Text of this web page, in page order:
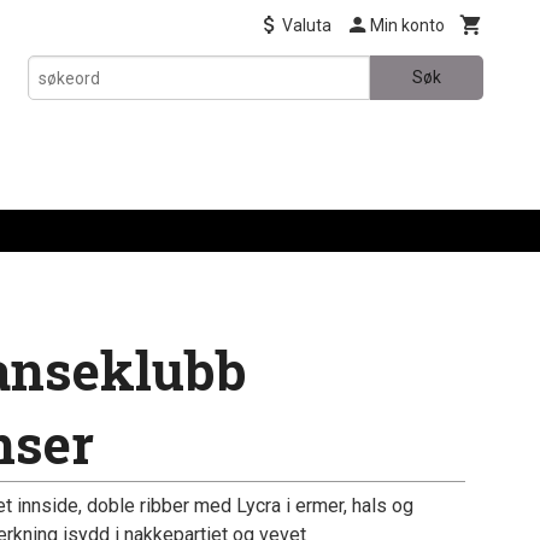
Valuta Min konto
Søk
innside, doble ribber med Lycra i ermer, hals og
isydd i nakkepartiet og vevet